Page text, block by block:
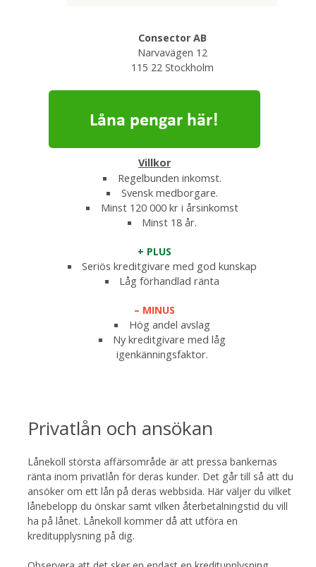
Consector AB
Narvavägen 12
115 22 Stockholm
Villkor
Regelbunden inkomst.
Svensk medborgare.
Minst 120 000 kr i årsinkomst
Minst 18 år.
+ PLUS
Seriös kreditgivare med god kunskap
Låg förhandlad ränta
– MINUS
Hög andel avslag
Ny kreditgivare med låg
igenkänningsfaktor.
Privatlån och ansökan
Lånekoll största affärsområde är att pressa bankernas
ränta inom privatlån för deras kunder. Det går till så att du
ansöker om ett lån på deras webbsida. Här väljer du vilket
lånebelopp du önskar samt vilken återbetalningstid du vill
ha på lånet. Lånekoll kommer då att utföra en
kreditupplysning på dig.